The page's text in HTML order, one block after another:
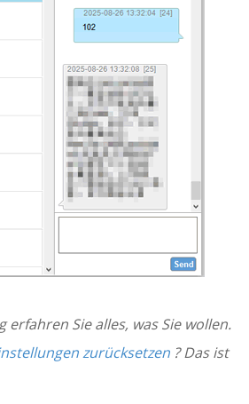
erfahren Sie alles, was Sie wollen.
zurücksetzen ? Das ist